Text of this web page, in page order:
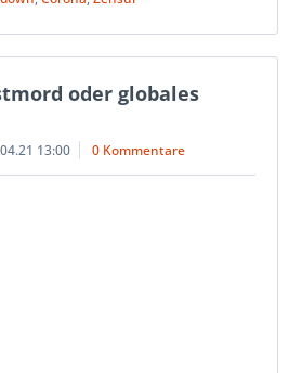
oder globales
13:00 0 Kommentare